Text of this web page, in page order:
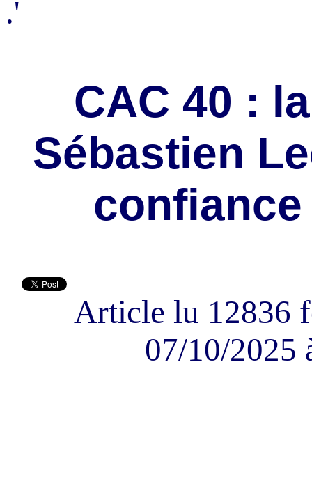
.'
CAC 40 :
Sébastien
Article lu 12836
07/10/2025